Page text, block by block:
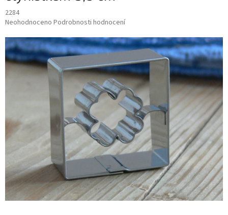
2284
Průměrné
produktu
je
0,0
z
Neohodnoceno Podrobnosti hodnocení